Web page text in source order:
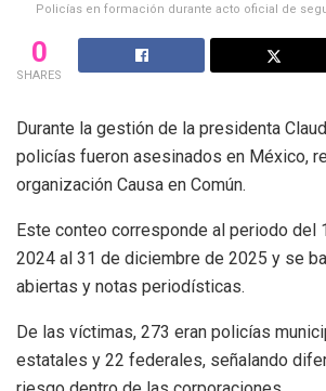
Policías en formación durante acto oficial de
0
SHARES
Durante la gestión de la presidenta
policías fueron asesinados en México,
organización Causa en Común.
Este conteo corresponde al periodo del
2024 al 31 de diciembre de 2025 y se
abiertas y notas periodísticas.
De las víctimas, 273 eran policías
estatales y 22 federales, señalando